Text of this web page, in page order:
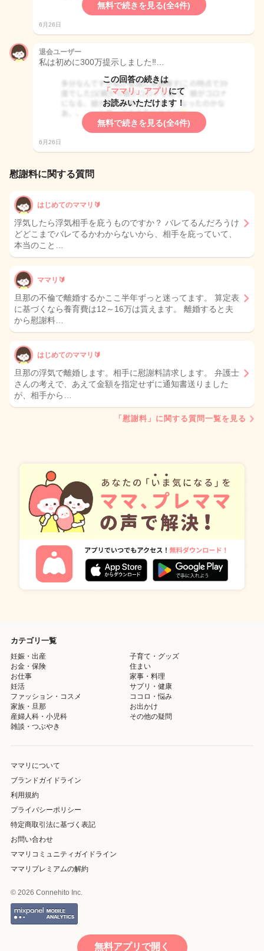
無料で続きを見る(全4件)
6月26日
退会ユーザー
私は初めに300万提示しました‼️…
この回答の続きは
「ママリ」アプリ にて
お読みいただけます！
無料で続きを見る(全4件)
6月26日
慰謝料に関する質問
はじめてのママリ🔰
浮気したら浮気相手を庇うものですか？ バレてるんだろうけ
どどこまでバレてるかわからないから、相手を庇っていて、
本当のこと…
ママリ🔰
旦那の不倫で離婚するかここ半年ずっと迷ってます。 算定表
に基づくなら養育費は12～16万は貰えます。 離婚すると夫
から慰謝料…
はじめてのママリ🔰
旦那の浮気で離婚します。相手に慰謝料請求します。 弁護士
さんの考えで、あえて金額を指定せずに通知書送りました
が、相手から…
「慰謝料」に関する質問一覧を見る
カテゴリ一覧
妊娠・出産
子育て・グッズ
お金・保険
住まい
お仕事
家事・料理
妊活
サプリ・健康
ファッション・コスメ
ココロ・悩み
家族・旦那
お出かけ
産婦人科・小児科
その他の疑問
雑談・つぶやき
ママリについて
ブランドガイドライン
利用規約
プライバシーポリシー
特定商取引法に基づく表記
お問い合わせ
ママリコミュニティガイドライン
ママリプレミアムの解約
© 2026 Connehito Inc.
無料アプリで開く